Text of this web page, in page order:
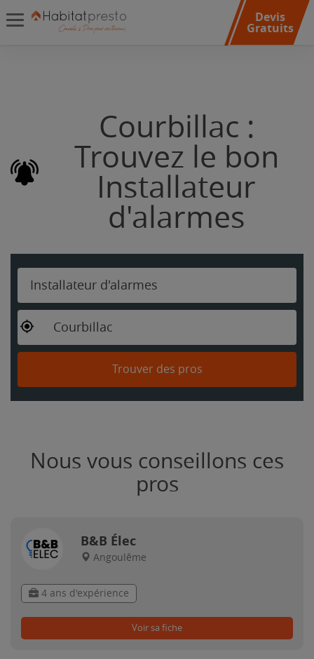
Devis
Gratuits
Courbillac :
Trouvez le bon
Installateur
d'alarmes
Installateur d'alarmes
Courbillac
Trouver des pros
Nous vous conseillons ces
pros
B&B Élec
Angoulême
4 ans d'expérience
Voir sa fiche